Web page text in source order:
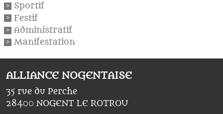
Sportif
Festif
Administratif
Manifestation
ALLIANCE NOGENTAISE
35 rue du Perche
28400 NOGENT LE ROTROU